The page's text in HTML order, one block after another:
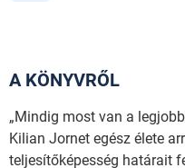
A KÖNYVRŐL
„Mindig most van a
Kilian Jornet egész élete
teljesítőképesség határait